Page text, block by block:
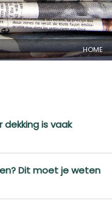
HOME
is vaak
Dit moet je weten